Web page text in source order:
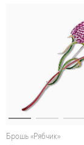
Брошь «Рябчик»